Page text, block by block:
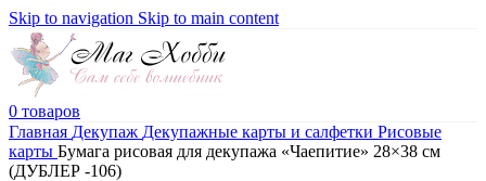
Skip to navigation Skip to main content
0 товаров
Главная Декупаж Декупажные карты и салфетки Рисовые
карты Бумага рисовая для декупажа «Чаепитие» 28×38 см
(ДУБЛЕР -106)